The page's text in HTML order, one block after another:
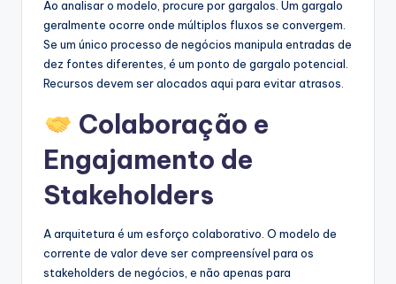
Ao analisar o modelo, procure por gargalos. Um gargalo
geralmente ocorre onde múltiplos fluxos se convergem.
Se um único processo de negócios manipula entradas de
dez fontes diferentes, é um ponto de gargalo potencial.
Recursos devem ser alocados aqui para evitar atrasos.
Colaboração e
Engajamento de
Stakeholders
A arquitetura é um esforço colaborativo. O modelo de
corrente de valor deve ser compreensível para os
stakeholders de negócios, e não apenas para